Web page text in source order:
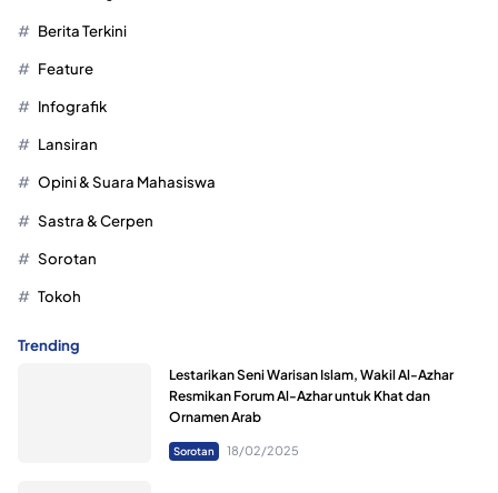
Berita Terkini
Feature
Infografik
Lansiran
Opini & Suara Mahasiswa
Sastra & Cerpen
Sorotan
Tokoh
Trending
Lestarikan Seni Warisan Islam, Wakil Al-Azhar
Resmikan Forum Al-Azhar untuk Khat dan
Ornamen Arab
Sorotan 18/02/2025